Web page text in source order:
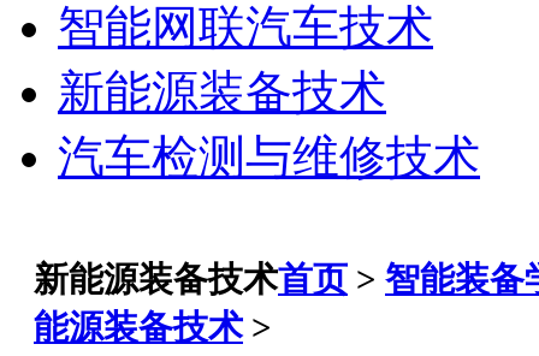
智能网联汽车技术
新能源装备技术
汽车检测与维修技术
新能源装备技术首页 > 智能装备
能源装备技术>